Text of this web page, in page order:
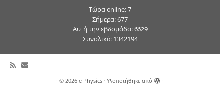
Τώρα online: 7
Σήμερα: 677
Αυτή την εβδομάδα: 6629
Συνολικά: 1342194
· © 2026 e-Physics · Υλοποιήθηκε από ·